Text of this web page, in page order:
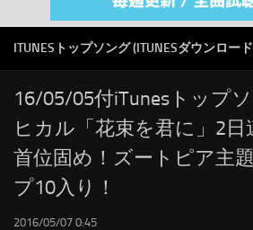
RSS
LINKS
ITUNESトップソング (ITUNESダウンロー
16/05/05付iTunesトップ
ヒカル「花束を君に」2
首位固め！ズートピア主
プ10入り！
2016/05/07 0:45